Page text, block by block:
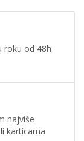
roku od 48h
najviše
karticama